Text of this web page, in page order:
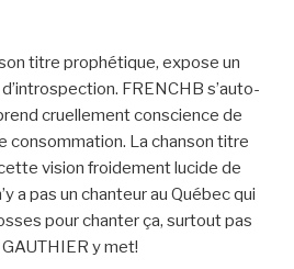
titre prophétique, expose un
FRENCHB s’auto-
cruellement conscience de
consommation. La chanson titre
vision froidement lucide de
a pas un chanteur au Québec qui
pour chanter ça, surtout pas
y met!